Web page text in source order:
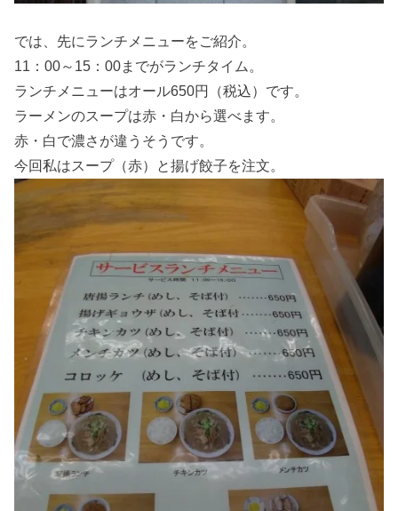
では、先にランチメニューをご紹介。
11：00～15：00までがランチタイム。
ランチメニューはオール650円（税込）です。
ラーメンのスープは赤・白から選べます。
赤・白で濃さが違うそうです。
今回私はスープ（赤）と揚げ餃子を注文。